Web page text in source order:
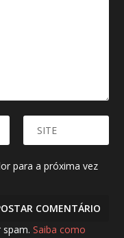
para a próxima vez
spam.Saiba como